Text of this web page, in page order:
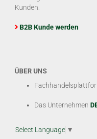
Kunden.
B2B Kunde werden
ÜBER UNS
Das Unternehmen
Select Language ▼